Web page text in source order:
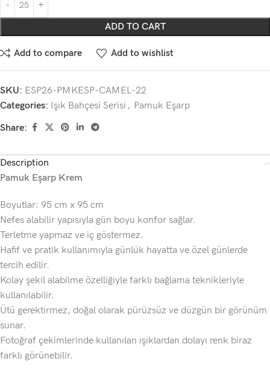
ADD TO CART
Add to compare Add to wishlist
SKU: ESP26-PMKESP-CAMEL-22
Categories: Işık Bahçesi Serisi , Pamuk Eşarp
Share:
Description
Pamuk Eşarp Krem
Boyutlar: 95 cm x 95 cm
Nefes alabilir yapısıyla gün boyu konfor sağlar.
Terletme yapmaz ve iç göstermez.
Hafif ve pratik kullanımıyla günlük hayatta ve özel günlerde
tercih edilir.
Kolay şekil alabilme özelliğiyle farklı bağlama teknikleriyle
kullanılabilir.
Ütü gerektirmez, doğal olarak pürüzsüz ve düzgün bir görünüm
sunar.
Fotoğraf çekimlerinde kullanılan ışıklardan dolayı renk biraz
farklı görünebilir.